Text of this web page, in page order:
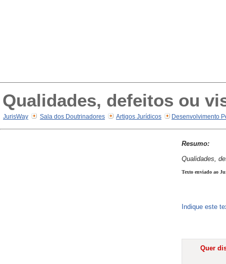
Qualidades, defeitos ou
JurisWay Sala dos Doutrinadores Artigos Jurídicos Desenvolvimento
Resumo:
Qualidades,
Texto enviado ao
Indique este
Quer